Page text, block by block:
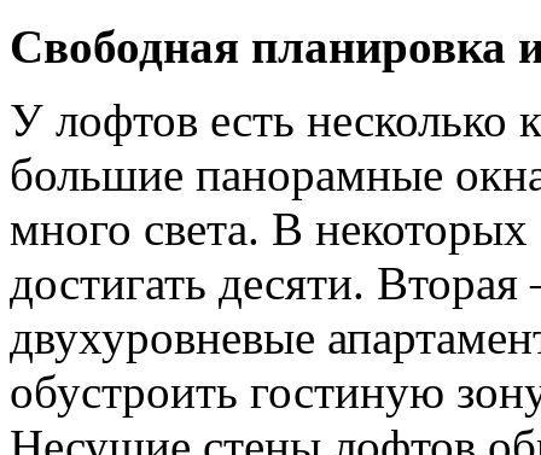
Свободная планировка
У лофтов есть
большие панорамные
много света. В
достигать десяти.
двухуровневые
обустроить гостиную